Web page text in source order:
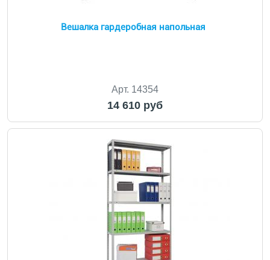
Вешалка гардеробная напольная
Арт. 14354
14 610 руб